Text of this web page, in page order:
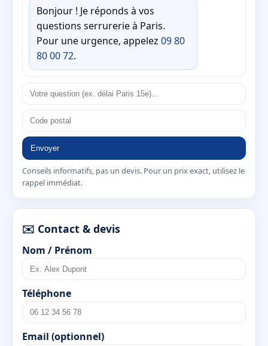
Bonjour ! Je réponds à vos
questions serrurerie à Paris.
Pour une urgence, appelez 09 80
80 00 72.
Envoyer
Conseils informatifs, pas un devis. Pour un prix exact, utilisez le
rappel immédiat.
✉️ Contact & devis
Nom / Prénom
Téléphone
Email (optionnel)